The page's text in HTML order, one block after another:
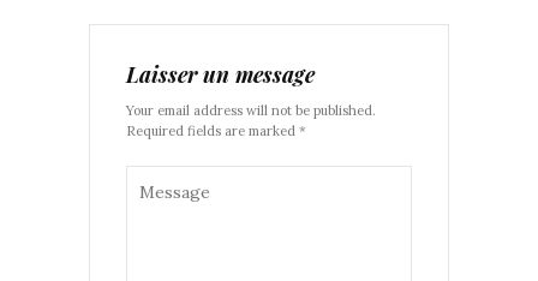
Laisser un message
Your email address will not be published.
Required fields are marked *